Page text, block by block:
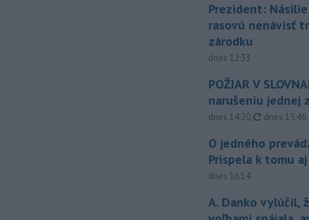
Prezident:
rasovú nenávisť
zárodku
dnes 12:33
POŽIAR V
narušeniu jednej
dnes 14:20, dnes 15:46
O jedného
Prispela k tomu
dnes 16:14
A. Danko vylúčil,